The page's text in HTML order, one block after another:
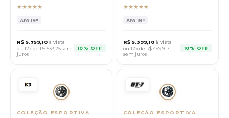
★★★★★
Aro19"
R$ 5.759,10 à vista
ou 12x de R$533,25sem
juros
10% OFF
★★★★★
Aro18"
R$ 5.399,10 à vista
ou 12x de R$499,917
sem juros
10% OFF
COLEÇÃO ESPORTIVA COLEÇÃO ESPORTIVA